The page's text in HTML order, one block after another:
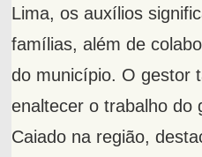
Lima, os auxílios
famílias, além de
do município. O gestor
enaltecer o trabalho do
Caiado na região,